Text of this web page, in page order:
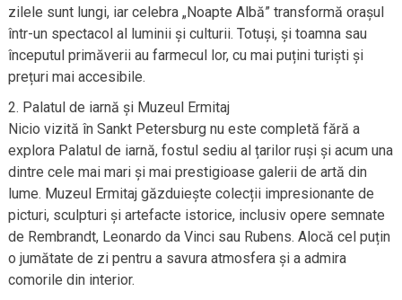
zilele sunt lungi, iar celebra „Noapte Albă” transformă orașul
într-un spectacol al luminii și culturii. Totuși, și toamna sau
începutul primăverii au farmecul lor, cu mai puțini turiști și
prețuri mai accesibile.
Palatul de iarnă și Muzeul Ermitaj
Nicio vizită în Sankt Petersburg nu este completă fără a
explora Palatul de iarnă, fostul sediu al țarilor ruși și acum una
dintre cele mai mari și mai prestigioase galerii de artă din
lume. Muzeul Ermitaj găzduiește colecții impresionante de
picturi, sculpturi și artefacte istorice, inclusiv opere semnate
de Rembrandt, Leonardo da Vinci sau Rubens. Alocă cel puțin
o jumătate de zi pentru a savura atmosfera și a admira
comorile din interior.